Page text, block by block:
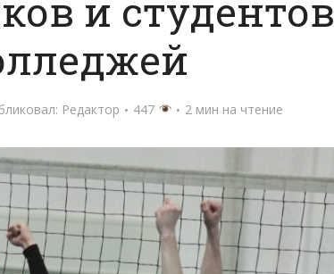
и студентов
Редактор 447 2 мин на чтение